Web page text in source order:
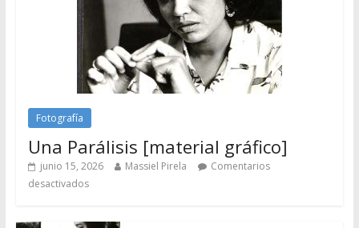
Fotografía
Una Parálisis [material gráfico]
junio 15, 2026 Massiel Pirela
Comentarios
desactivados